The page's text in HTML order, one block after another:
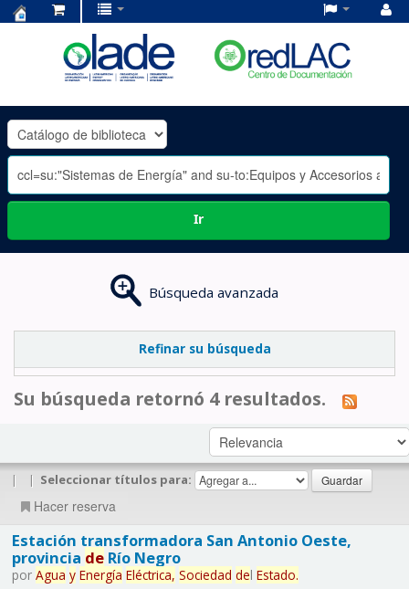
OLADE
-
Ir
Búsqueda avanzada
Refinar su búsqueda
Su búsqueda retornó 4 resultados.
| | Seleccionar títulos para:
Hacer reserva
Estación transformadora San Antonio Oeste,
provincia deRío Negro
por Agua y Energía Eléctrica, Sociedad del Estado.